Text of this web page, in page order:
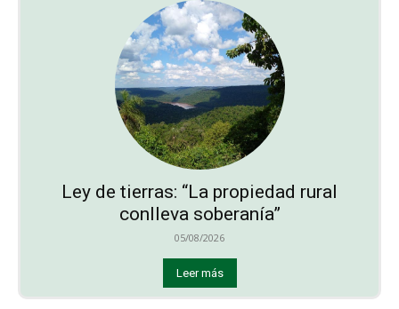
Ley de tierras: “La propiedad rural
conlleva soberanía”
05/08/2026
Leer más